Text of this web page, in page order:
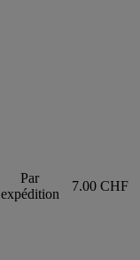
Par
expédition
7.00 CHF